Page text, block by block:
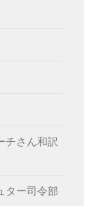
チさん和訳
ター司令部